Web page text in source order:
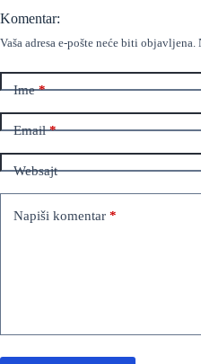
Komentar:
Vaša adresa e-pošte neće biti objavljena.
Ime*
Email*
Websajt
Napiši komentar *